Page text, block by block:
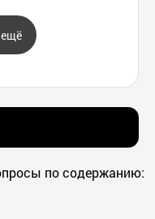
по содержанию: